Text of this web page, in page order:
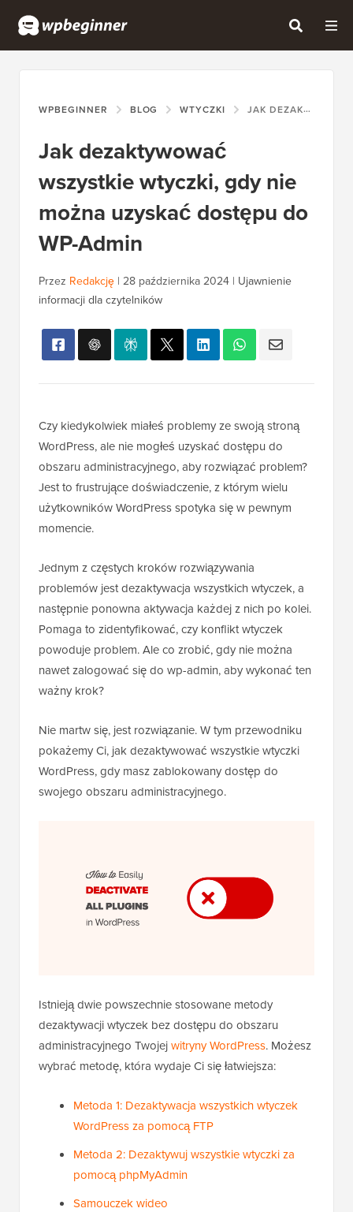
WPBEGINNER BLOG WTYCZKI JAK DEZAKTYWOWAĆ WSZYSTKIE WTYCZKI, GDY NIE MOŻNA UZYSKAĆ DOSTĘPU DO WP-ADMIN
Jak dezaktywować
wszystkie wtyczki, gdy nie
można uzyskać dostępu do
WP-Admin
Przez Redakcję | 28 października 2024 | Ujawnienie
informacji dla czytelników
Czy kiedykolwiek miałeś problemy ze swoją stroną
WordPress, ale nie mogłeś uzyskać dostępu do
obszaru administracyjnego, aby rozwiązać problem?
Jest to frustrujące doświadczenie, z którym wielu
użytkowników WordPress spotyka się w pewnym
momencie.
Jednym z częstych kroków rozwiązywania
problemów jest dezaktywacja wszystkich wtyczek, a
następnie ponowna aktywacja każdej z nich po kolei.
Pomaga to zidentyfikować, czy konflikt wtyczek
powoduje problem. Ale co zrobić, gdy nie można
nawet zalogować się do wp-admin, aby wykonać ten
ważny krok?
Nie martw się, jest rozwiązanie. W tym przewodniku
pokażemy Ci, jak dezaktywować wszystkie wtyczki
WordPress, gdy masz zablokowany dostęp do
swojego obszaru administracyjnego.
Istnieją dwie powszechnie stosowane metody
dezaktywacji wtyczek bez dostępu do obszaru
administracyjnego Twojejwitryny WordPress. Możesz
wybrać metodę, która wydaje Ci się łatwiejsza:
Metoda 1: Dezaktywacja wszystkich wtyczek
WordPress za pomocą FTP
Metoda 2: Dezaktywuj wszystkie wtyczki za
pomocą phpMyAdmin
Samouczek wideo